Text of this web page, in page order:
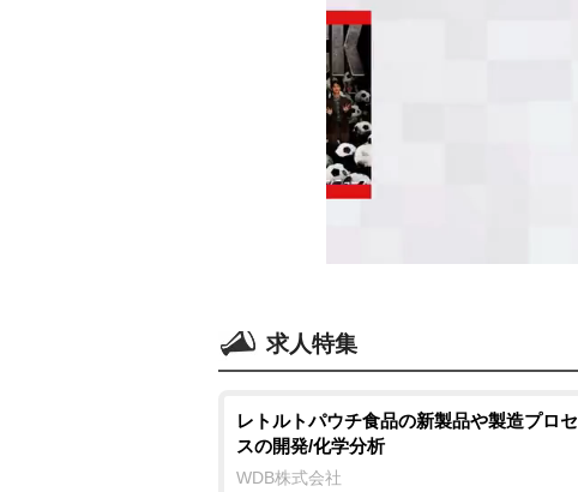
求人特集
レトルトパウチ食品の新製品や製造プロセ
スの開発/化学分析
WDB株式会社